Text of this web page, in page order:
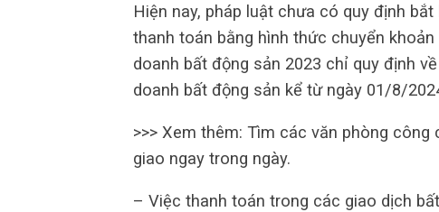
Hiện nay, pháp luật chưa có quy định
thanh toán bằng hình thức chuyển
doanh bất động sản 2023 chỉ quy định
doanh bất động sản kể từ ngày 01/8/
>>> Xem thêm: Tìm các văn phòng công
giao ngay trong ngày.
– Việc thanh toán trong các giao dịch